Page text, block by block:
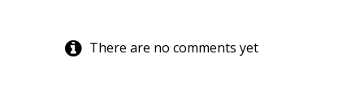
There are no comments yet